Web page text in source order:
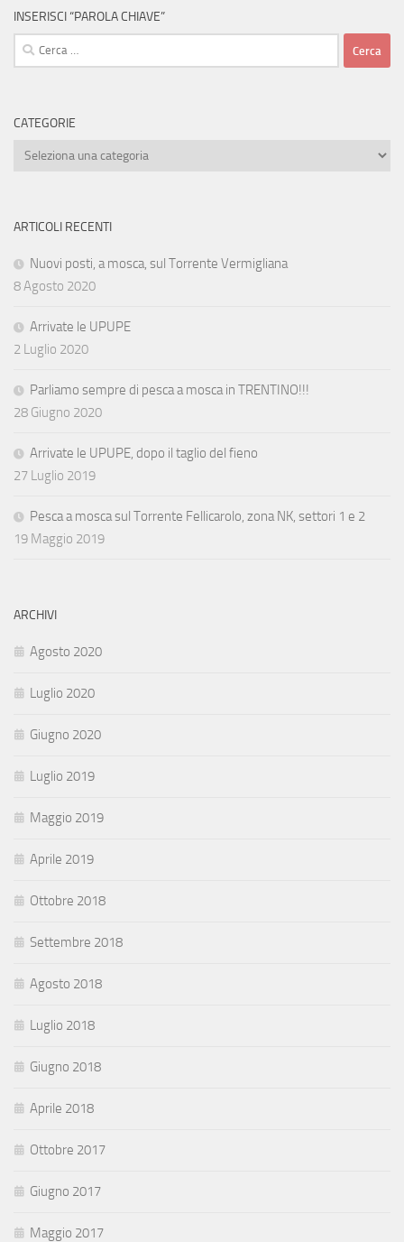
INSERISCI “PAROLA CHIAVE”
Ricerca
per:
CATEGORIE
Categorie
ARTICOLI RECENTI
Nuovi posti, a mosca, sul Torrente Vermigliana
8 Agosto 2020
Arrivate le UPUPE
2 Luglio 2020
Parliamo sempre di pesca a mosca in TRENTINO!!!
28 Giugno 2020
Arrivate le UPUPE, dopo il taglio del fieno
27 Luglio 2019
Pesca a mosca sul Torrente Fellicarolo, zona NK, settori 1 e 2
19 Maggio 2019
ARCHIVI
Agosto 2020
Luglio 2020
Giugno 2020
Luglio 2019
Maggio 2019
Aprile 2019
Ottobre 2018
Settembre 2018
Agosto 2018
Luglio 2018
Giugno 2018
Aprile 2018
Ottobre 2017
Giugno 2017
Maggio 2017